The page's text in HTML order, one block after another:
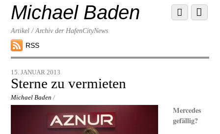
contentMichael Baden
Artikel / Archiv der HafenCityNews
RSS
Menu
Scroll
down
15. JANUAR 2013
Sterne zu vermieten
Michael Baden /
Mercedes
gefällig?